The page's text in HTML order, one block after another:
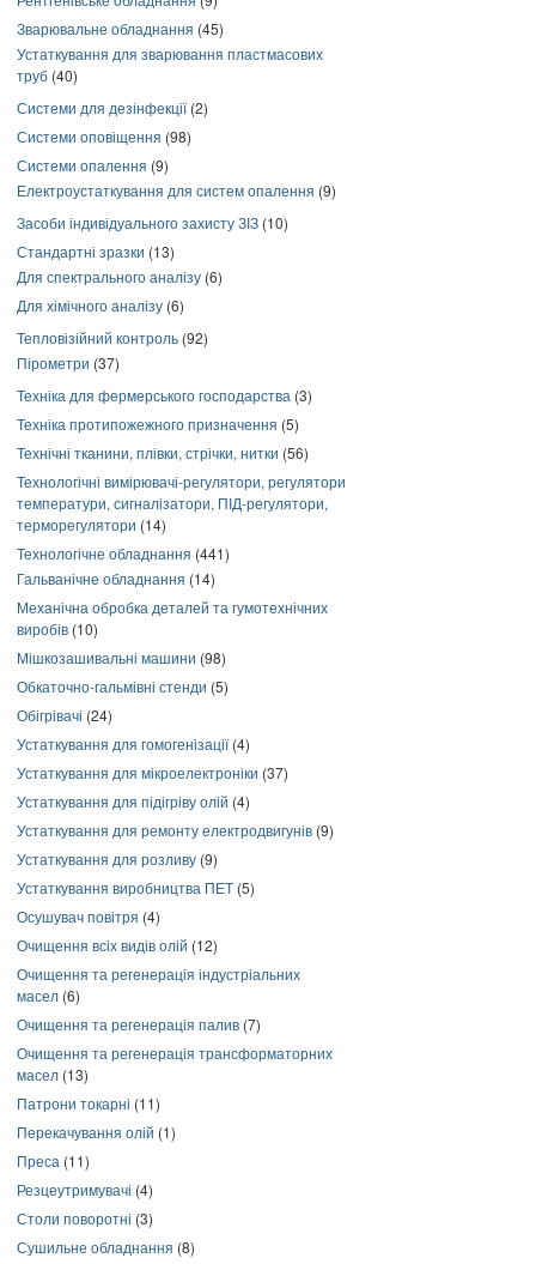
Зварювальне обладнання (45)
Устаткування для зварювання пластмасових
труб (40)
Системи для дезінфекції(2)
Системи оповіщення (98)
Системи опалення (9)
Електроустаткування для систем опалення (9)
Засоби індивідуального захисту ЗІЗ (10)
Стандартні зразки (13)
Для спектрального аналізу (6)
Для хімічного аналізу (6)
Тепловізійний контроль (92)
Пірометри (37)
Техніка для фермерського господарства (3)
Техніка протипожежного призначення (5)
Технічні тканини, плівки, стрічки, нитки (56)
Технологічні вимірювачі-регулятори, регулятори
температури, сигналізатори, ПІД-регулятори,
терморегулятори (14)
Технологічне обладнання (441)
Гальванічне обладнання (14)
Механічна обробка деталей та гумотехнічних
виробів (10)
Мішкозашивальні машини (98)
Обкаточно-гальмівні стенди (5)
Обігрівачі (24)
Устаткування для гомогенізації(4)
Устаткування для мікроелектроніки (37)
Устаткування для підігріву олій (4)
Устаткування для ремонту електродвигунів (9)
Устаткування для розливу (9)
Устаткування виробництва ПЕТ (5)
Осушувач повітря (4)
Очищення всіх видів олій (12)
Очищення та регенерація індустріальних
масел (6)
Очищення та регенерація палив (7)
Очищення та регенерація трансформаторних
масел (13)
Патрони токарні (11)
Перекачування олій (1)
Преса (11)
Резцеутримувачі (4)
Столи поворотні (3)
Сушильне обладнання (8)